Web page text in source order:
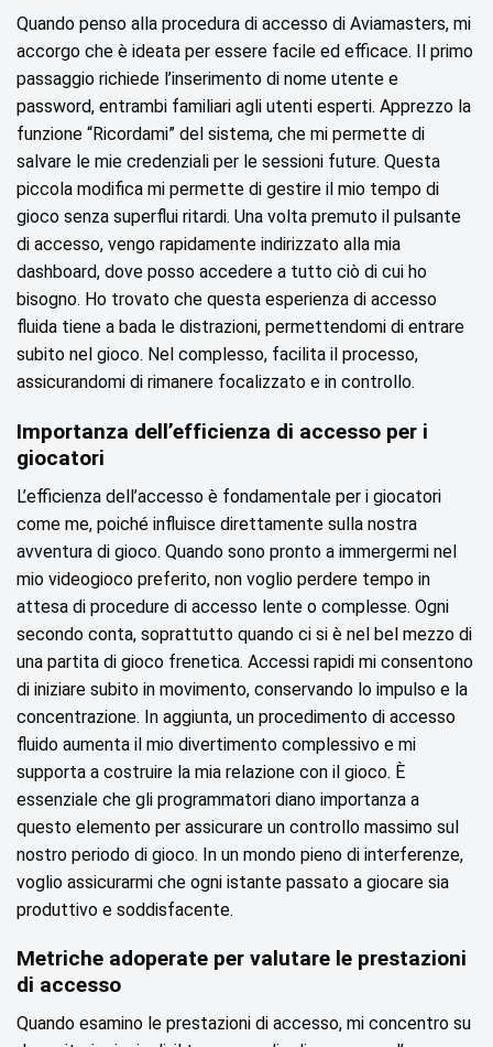
Quando penso alla procedura di accesso di Aviamasters, mi
accorgo che è ideata per essere facile ed efficace. Il primo
passaggio richiede l’inserimento di nome utente e
password, entrambi familiari agli utenti esperti. Apprezzo la
funzione “Ricordami” del sistema, che mi permette di
salvare le mie credenziali per le sessioni future. Questa
piccola modifica mi permette di gestire il mio tempo di
gioco senza superflui ritardi. Una volta premuto il pulsante
di accesso, vengo rapidamente indirizzato alla mia
dashboard, dove posso accedere a tutto ciò di cui ho
bisogno. Ho trovato che questa esperienza di accesso
fluida tiene a bada le distrazioni, permettendomi di entrare
subito nel gioco. Nel complesso, facilita il processo,
assicurandomi di rimanere focalizzato e in controllo.
Importanza dell’efficienza di accesso per i
giocatori
L’efficienza dell’accesso è fondamentale per i giocatori
come me, poiché influisce direttamente sulla nostra
avventura di gioco. Quando sono pronto a immergermi nel
mio videogioco preferito, non voglio perdere tempo in
attesa di procedure di accesso lente o complesse. Ogni
secondo conta, soprattutto quando ci si è nel bel mezzo di
una partita di gioco frenetica. Accessi rapidi mi consentono
di iniziare subito in movimento, conservando lo impulso e la
concentrazione. In aggiunta, un procedimento di accesso
fluido aumenta il mio divertimento complessivo e mi
supporta a costruire la mia relazione con il gioco. È
essenziale che gli programmatori diano importanza a
questo elemento per assicurare un controllo massimo sul
nostro periodo di gioco. In un mondo pieno di interferenze,
voglio assicurarmi che ogni istante passato a giocare sia
produttivo e soddisfacente.
Metriche adoperate per valutare le prestazioni
di accesso
Quando esamino le prestazioni di accesso, mi concentro su